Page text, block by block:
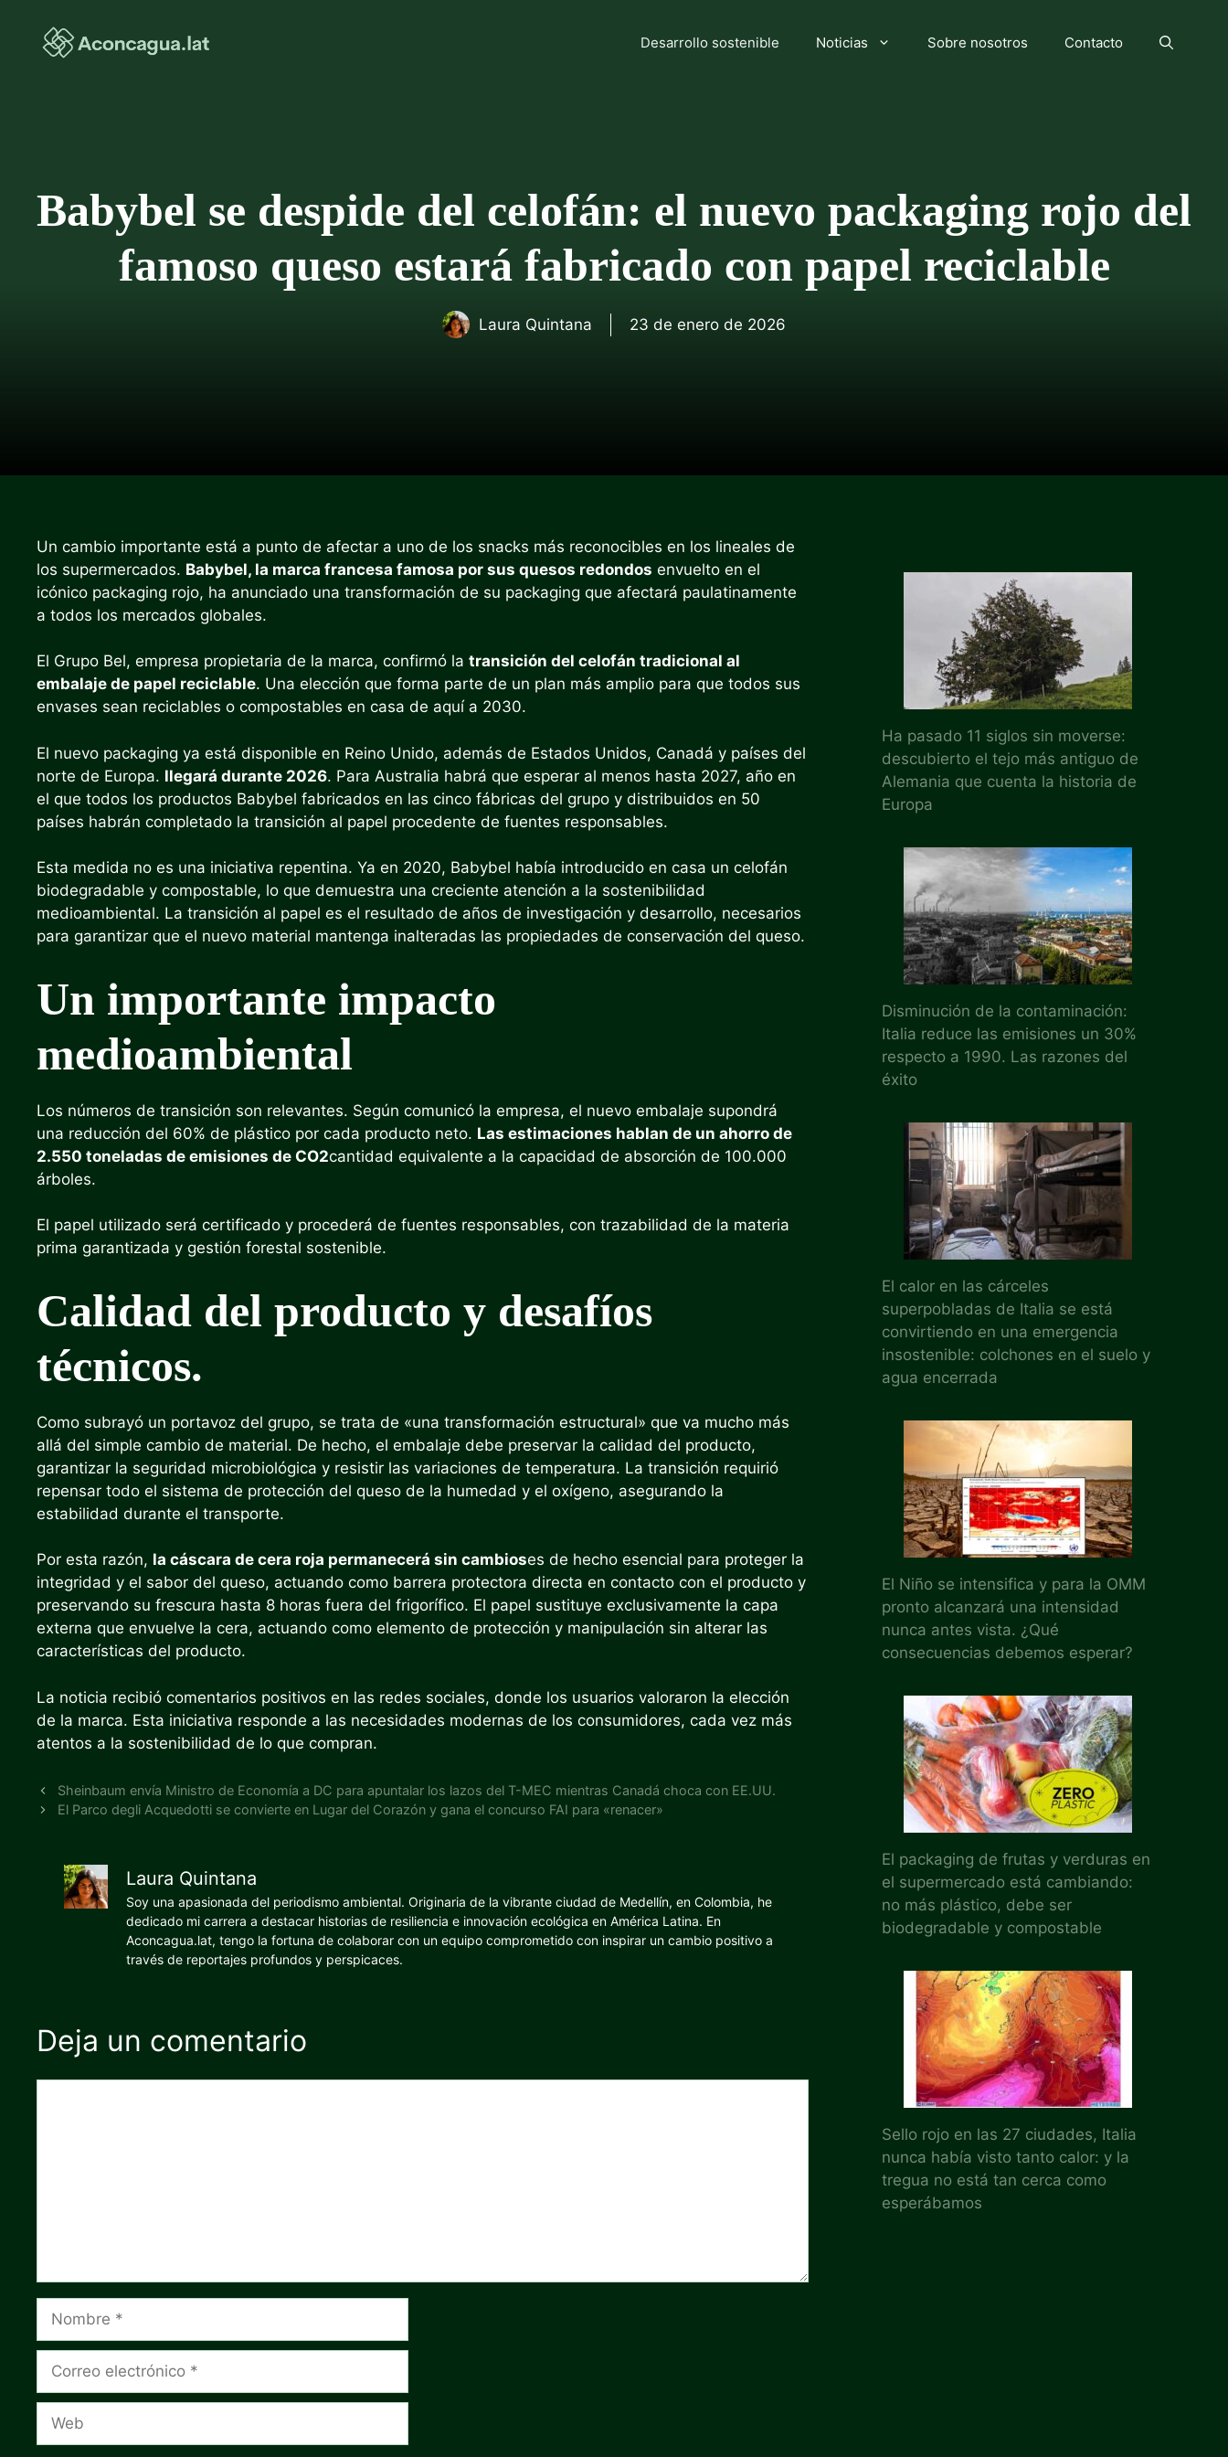
contenido
Desarrollo sostenible Noticias Sobre nosotros Contacto
Babybel se despide del celofán: el nuevo packaging rojo del
famoso queso estará fabricado con papel reciclable
Laura Quintana 23 de enero de 2026
Un cambio importante está a punto de afectar a uno de los snacks más reconocibles en los lineales de
los supermercados. Babybel, la marca francesa famosa por sus quesos redondos envuelto en el
icónico packaging rojo, ha anunciado una transformación de su packaging que afectará paulatinamente
a todos los mercados globales.
El Grupo Bel, empresa propietaria de la marca, confirmó la transición del celofán tradicional al
embalaje de papel reciclable. Una elección que forma parte de un plan más amplio para que todos sus
envases sean reciclables o compostables en casa de aquí a 2030.
El nuevo packaging ya está disponible en Reino Unido, además de Estados Unidos, Canadá y países del
norte de Europa. llegará durante 2026. Para Australia habrá que esperar al menos hasta 2027, año en
el que todos los productos Babybel fabricados en las cinco fábricas del grupo y distribuidos en 50
países habrán completado la transición al papel procedente de fuentes responsables.
Esta medida no es una iniciativa repentina. Ya en 2020, Babybel había introducido en casa un celofán
biodegradable y compostable, lo que demuestra una creciente atención a la sostenibilidad
medioambiental. La transición al papel es el resultado de años de investigación y desarrollo, necesarios
para garantizar que el nuevo material mantenga inalteradas las propiedades de conservación del queso.
Un importante impacto
medioambiental
Los números de transición son relevantes. Según comunicó la empresa, el nuevo embalaje supondrá
una reducción del 60% de plástico por cada producto neto. Las estimaciones hablan de un ahorro de
2.550 toneladas de emisiones de CO2cantidad equivalente a la capacidad de absorción de 100.000
árboles.
El papel utilizado será certificado y procederá de fuentes responsables, con trazabilidad de la materia
prima garantizada y gestión forestal sostenible.
Calidad del producto y desafíos
técnicos.
Como subrayó un portavoz del grupo, se trata de «una transformación estructural» que va mucho más
allá del simple cambio de material. De hecho, el embalaje debe preservar la calidad del producto,
garantizar la seguridad microbiológica y resistir las variaciones de temperatura. La transición requirió
repensar todo el sistema de protección del queso de la humedad y el oxígeno, asegurando la
estabilidad durante el transporte.
Por esta razón, la cáscara de cera roja permanecerá sin cambioses de hecho esencial para proteger la
integridad y el sabor del queso, actuando como barrera protectora directa en contacto con el producto y
preservando su frescura hasta 8 horas fuera del frigorífico. El papel sustituye exclusivamente la capa
externa que envuelve la cera, actuando como elemento de protección y manipulación sin alterar las
características del producto.
La noticia recibió comentarios positivos en las redes sociales, donde los usuarios valoraron la elección
de la marca. Esta iniciativa responde a las necesidades modernas de los consumidores, cada vez más
atentos a la sostenibilidad de lo que compran.
Sheinbaum envía Ministro de Economía a DC para apuntalar los lazos del T-MEC mientras Canadá choca con EE.UU.
El Parco degli Acquedotti se convierte en Lugar del Corazón y gana el concurso FAI para «renacer»
Laura Quintana
Soy una apasionada del periodismo ambiental. Originaria de la vibrante ciudad de Medellín, en Colombia, he
dedicado mi carrera a destacar historias de resiliencia e innovación ecológica en América Latina. En
Aconcagua.lat, tengo la fortuna de colaborar con un equipo comprometido con inspirar un cambio positivo a
través de reportajes profundos y perspicaces.
Deja un comentario
Nombre
Correo
Web
Ha pasado 11 siglos sin moverse:
descubierto el tejo más antiguo de
Alemania que cuenta la historia de
Europa
Disminución de la contaminación:
Italia reduce las emisiones un 30%
respecto a 1990. Las razones del
éxito
El calor en las cárceles
superpobladas de Italia se está
convirtiendo en una emergencia
insostenible: colchones en el suelo y
agua encerrada
El Niño se intensifica y para la OMM
pronto alcanzará una intensidad
nunca antes vista. ¿Qué
consecuencias debemos esperar?
El packaging de frutas y verduras en
el supermercado está cambiando:
no más plástico, debe ser
biodegradable y compostable
Sello rojo en las 27 ciudades, Italia
nunca había visto tanto calor: y la
tregua no está tan cerca como
esperábamos